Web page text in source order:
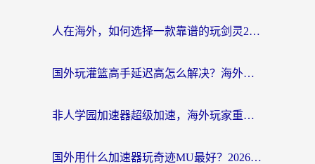
人在海外，如何选择一款靠谱的玩剑灵2加速器？
国外玩灌篮高手延迟高怎么解决？海外玩家国服游戏加速终极指南
非人学园加速器超级加速，海外玩家重返国服的通行证
国外用什么加速器玩奇迹MU最好？2026海外玩家国服游戏加速全攻略